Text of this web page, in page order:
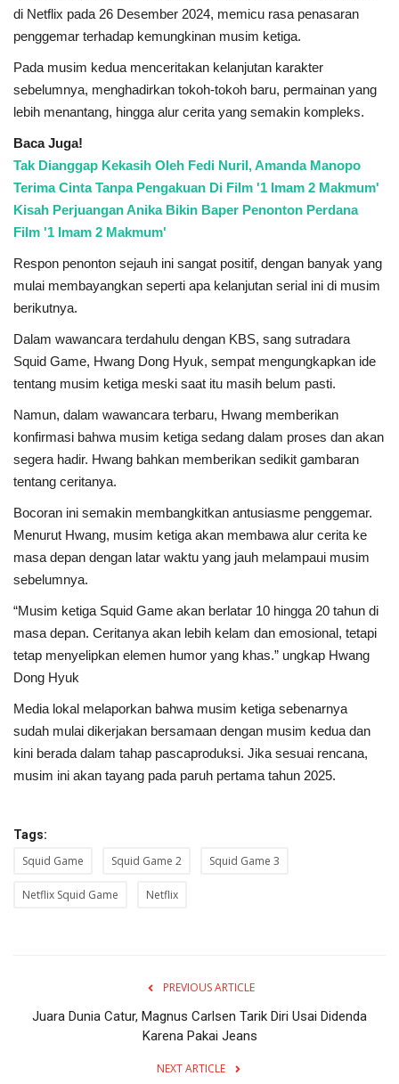
di Netflix pada 26 Desember 2024, memicu rasa penasaran
penggemar terhadap kemungkinan musim ketiga.
Pada musim kedua menceritakan kelanjutan karakter
sebelumnya, menghadirkan tokoh-tokoh baru, permainan yang
lebih menantang, hingga alur cerita yang semakin kompleks.
Baca Juga!
Tak Dianggap Kekasih Oleh Fedi Nuril, Amanda Manopo
Terima Cinta Tanpa Pengakuan Di Film '1 Imam 2 Makmum'
Kisah Perjuangan Anika Bikin Baper Penonton Perdana
Film '1 Imam 2 Makmum'
Respon penonton sejauh ini sangat positif, dengan banyak yang
mulai membayangkan seperti apa kelanjutan serial ini di musim
berikutnya.
Dalam wawancara terdahulu dengan KBS, sang sutradara
Squid Game, Hwang Dong Hyuk, sempat mengungkapkan ide
tentang musim ketiga meski saat itu masih belum pasti.
Namun, dalam wawancara terbaru, Hwang memberikan
konfirmasi bahwa musim ketiga sedang dalam proses dan akan
segera hadir. Hwang bahkan memberikan sedikit gambaran
tentang ceritanya.
Bocoran ini semakin membangkitkan antusiasme penggemar.
Menurut Hwang, musim ketiga akan membawa alur cerita ke
masa depan dengan latar waktu yang jauh melampaui musim
sebelumnya.
“Musim ketiga Squid Game akan berlatar 10 hingga 20 tahun di
masa depan. Ceritanya akan lebih kelam dan emosional, tetapi
tetap menyelipkan elemen humor yang khas.” ungkap Hwang
Dong Hyuk
Media lokal melaporkan bahwa musim ketiga sebenarnya
sudah mulai dikerjakan bersamaan dengan musim kedua dan
kini berada dalam tahap pascaproduksi. Jika sesuai rencana,
musim ini akan tayang pada paruh pertama tahun 2025.
Tags:
Squid Game Squid Game 2 Squid Game 3
Netflix Squid Game Netflix
PREVIOUS ARTICLE
Juara Dunia Catur, Magnus Carlsen Tarik Diri Usai Didenda
Karena Pakai Jeans
NEXT ARTICLE